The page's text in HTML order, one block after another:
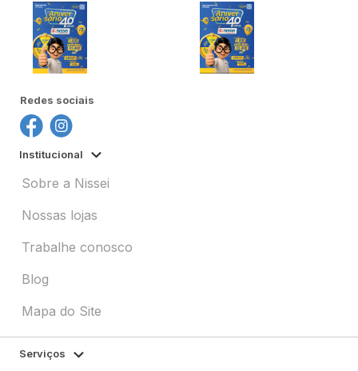
Redes sociais
Institucional
Sobre a Nissei
Nossas lojas
Trabalhe conosco
Blog
Mapa do Site
Serviços